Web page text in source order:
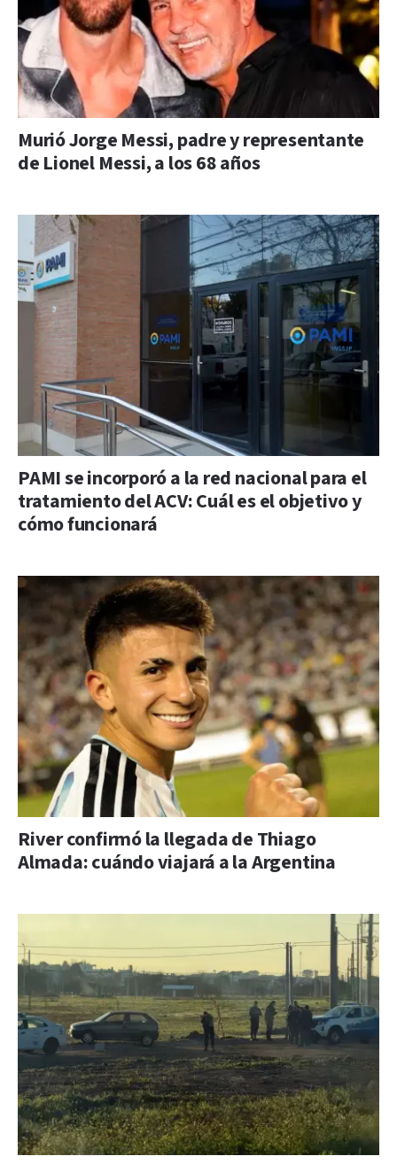
Murió Jorge Messi, padre y representante
de Lionel Messi, a los 68 años
PAMI se incorporó a la red nacional para el
tratamiento del ACV: Cuál es el objetivo y
cómo funcionará
River confirmó la llegada de Thiago
Almada: cuándo viajará a la Argentina